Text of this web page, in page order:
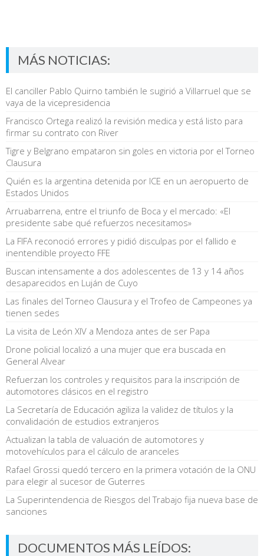
MÁS NOTICIAS:
El canciller Pablo Quirno también le sugirió a Villarruel que se
vaya de la vicepresidencia
Francisco Ortega realizó la revisión medica y está listo para
firmar su contrato con River
Tigre y Belgrano empataron sin goles en victoria por el Torneo
Clausura
Quién es la argentina detenida por ICE en un aeropuerto de
Estados Unidos
Arruabarrena, entre el triunfo de Boca y el mercado: «El
presidente sabe qué refuerzos necesitamos»
La FIFA reconoció errores y pidió disculpas por el fallido e
inentendible proyecto FFE
Buscan intensamente a dos adolescentes de 13 y 14 años
desaparecidos en Luján de Cuyo
Las finales del Torneo Clausura y el Trofeo de Campeones ya
tienen sedes
La visita de León XIV a Mendoza antes de ser Papa
Drone policial localizó a una mujer que era buscada en
General Alvear
Refuerzan los controles y requisitos para la inscripción de
automotores clásicos en el registro
La Secretaría de Educación agiliza la validez de títulos y la
convalidación de estudios extranjeros
Actualizan la tabla de valuación de automotores y
motovehículos para el cálculo de aranceles
Rafael Grossi quedó tercero en la primera votación de la ONU
para elegir al sucesor de Guterres
La Superintendencia de Riesgos del Trabajo fija nueva base de
sanciones
DOCUMENTOS MÁS LEÍDOS: